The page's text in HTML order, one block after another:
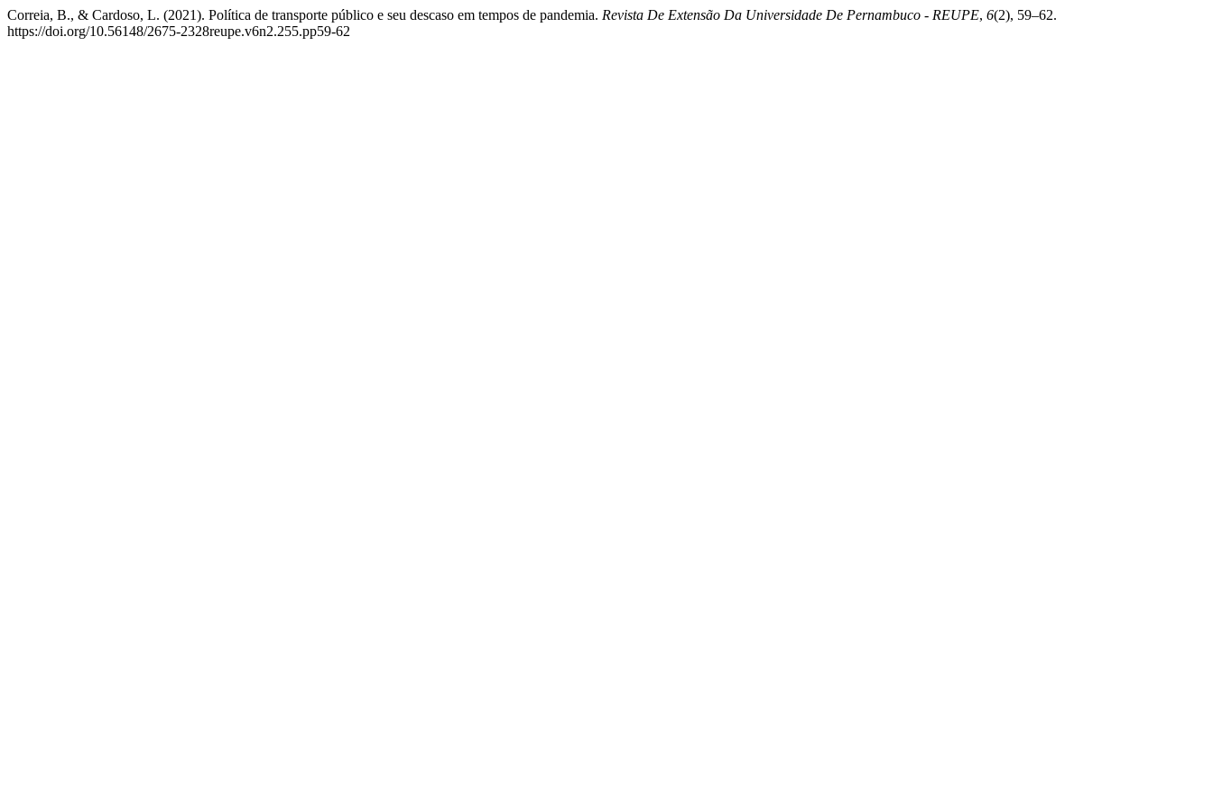
Correia, B., & Cardoso, L. (2021). Política de transporte público e seu descaso em tempos de pandemia. Revista De Extensão Da Universidade De Pernambuco - REUPE, 6(2), 59–62.
https://doi.org/10.56148/2675-2328reupe.v6n2.255.pp59-62